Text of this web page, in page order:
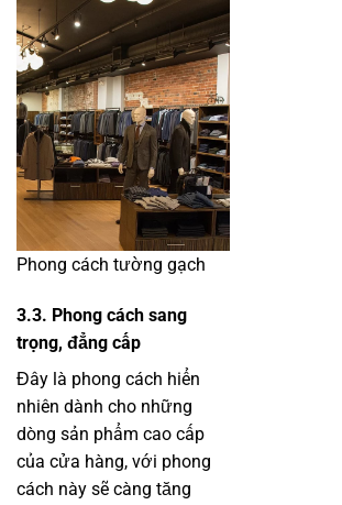
Phong cách tường gạch
3.3. Phong cách sang
trọng, đẳng cấp
Đây là phong cách hiển
nhiên dành cho những
dòng sản phẩm cao cấp
của cửa hàng, với phong
cách này sẽ càng tăng